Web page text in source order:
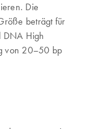
Die
beträgt für
DNA High
von 20–50 bp